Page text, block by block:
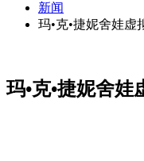
新闻
玛•克•捷妮舍娃虚
玛•克•捷妮舍